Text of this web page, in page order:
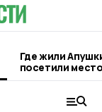
Где жили
посетили
гавриловском